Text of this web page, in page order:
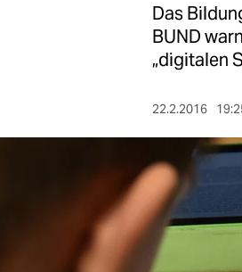
Das
BUND
„digitalen
22.2.2016